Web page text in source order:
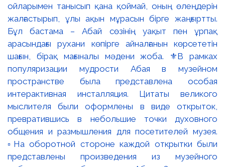
ойларымен танысып қана қоймай, оның өлеңдерін
жалғастырып, ұлы ақын мұрасын бірге жаңғыртты.
Бұл бастама – Абай сөзінің уақыт пен ұрпақ
арасындағы рухани көпірге айналғанын көрсететін
шағын, бірақ мағыналы мәдени жоба. ⚜️В рамках
популяризации мудрости Абая в музейном
пространстве была представлена особая
интерактивная инсталляция. Цитаты великого
мыслителя были оформлены в виде открыток,
превратившись в небольшие точки духовного
общения и размышления для посетителей музея.
▫️На оборотной стороне каждой открытки были
представлены произведения из музейного